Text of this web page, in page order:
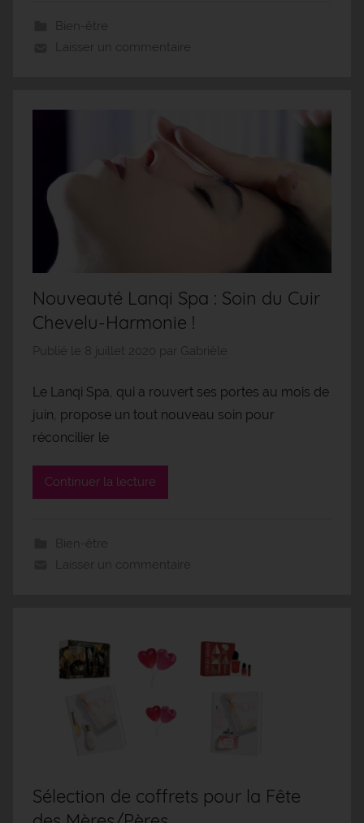
Bien-être
Laisser un commentaire
Nouveauté Lanqi Spa : Soin du Cuir
Chevelu-Harmonie !
Publié le 8 juillet 2020 par Gabrièle
Le Lanqi Spa, qui a rouvert ses portes au mois de
juin, propose un tout nouveau soin pour
réconcilier le
Continuer la lecture
Bien-être
Laisser un commentaire
Sélection de coffrets pour la Fête